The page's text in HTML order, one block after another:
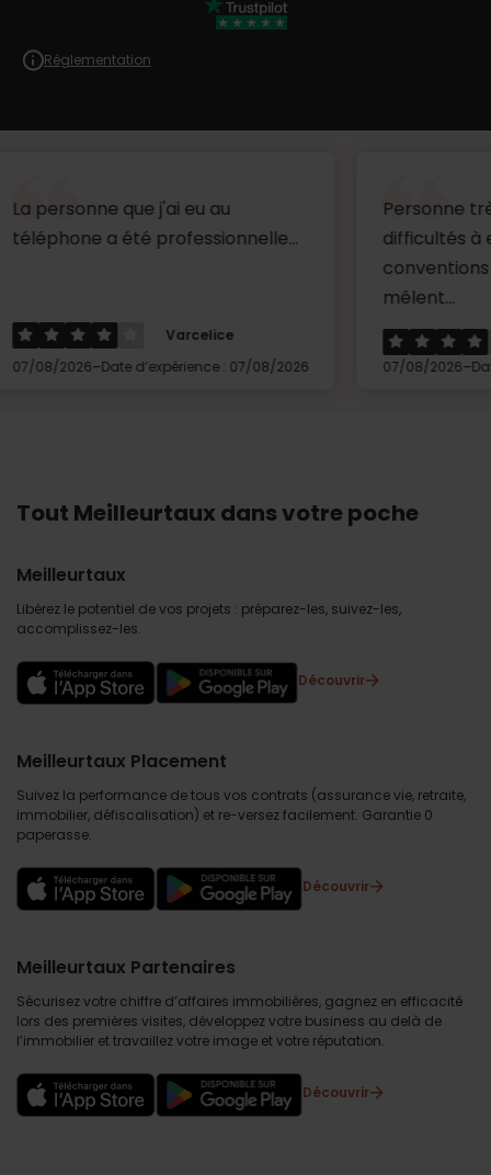
Réglementation
que j'ai eu au
a été professionnelle...
Varcelice
-Date d’expérience : 07/08/2026
Personne très
difficultés à
conventions des
07/08/2026
-Date
Tout Meilleurtaux dans votre poche
Meilleurtaux
Libérez le potentiel de vos projets : préparez-les, suivez-les,
accomplissez-les.
Découvrir
Meilleurtaux Placement
Suivez la performance de tous vos contrats (assurance vie, retraite,
immobilier, défiscalisation) et re-versez facilement. Garantie 0
paperasse.
Découvrir
Meilleurtaux Partenaires
Sécurisez votre chiffre d’affaires immobilières, gagnez en efficacité
lors des premières visites, développez votre business au delà de
l’immobilier et travaillez votre image et votre réputation.
Découvrir